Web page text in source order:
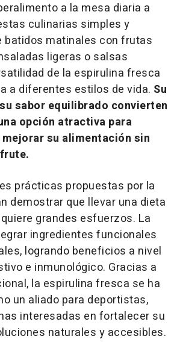
a la mesa diaria a
culinarias simples y
batidos matinales con frutas
ligeras o salsas
de la espirulina fresca
a diferentes estilos de vida. Su
sabor equilibrado convierten
opción atractiva para
su alimentación sin
prácticas propuestas por la
demostrar que llevar una dieta
grandes esfuerzos. La
ingredientes funcionales
logrando beneficios a nivel
e inmunológico. Gracias a
la espirulina fresca se ha
un aliado para deportistas,
interesadas en fortalecer su
naturales y accesibles.